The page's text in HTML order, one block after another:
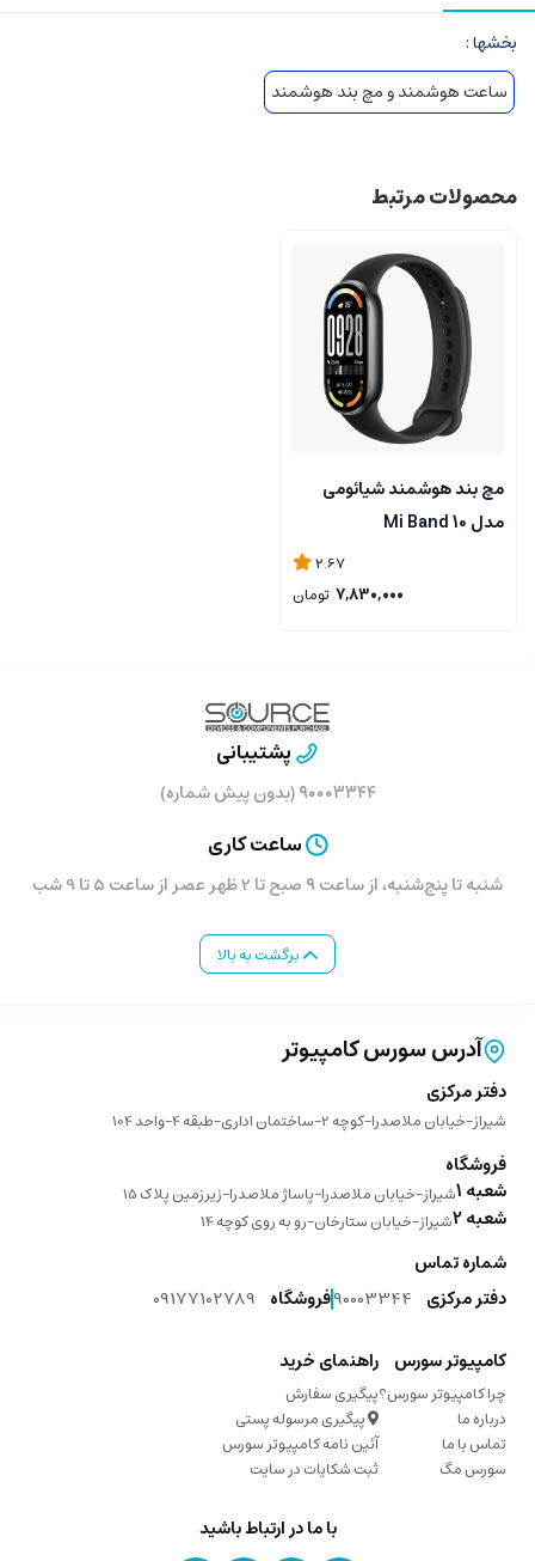
بخشها :
ساعت هوشمند و مچ بند هوشمند
محصولات مرتبط
مچ بند هوشمند شیائومی
مدل Mi Band 10
2.67
7,830,000 تومان
پشتیبانی
۹۰۰۰۳۳۴۴ (بدون پیش شماره)
ساعت کاری
شنبه تا پنج‌شنبه، از ساعت ۹ صبح تا 2 ظهر عصر از ساعت 5 تا 9 شب
برگشت به بالا
آدرس سورس کامپیوتر
دفتر مرکزی
شیراز-خیابان ملاصدرا-کوچه 2-ساختمان اداری-طبقه 4-واحد 104
فروشگاه
شعبه 1 شیراز-خیابان ملاصدرا-پاساژ ملاصدرا-زیرزمین پلاک 15
شعبه 2 شیراز-خیابان ستارخان-رو به روی کوچه 14
شماره تماس
دفتر مرکزی 90003344فروشگاه 09177102789
کامپیوتر سورس
چرا کامپیوتر سورس؟
درباره ما
تماس با ما
سورس مگ
راهنمای خرید
پیگیری سفارش
پیگیری مرسوله پستی
آئین نامه کامپیوتر سورس
ثبت شکایات در سایت
با ما در ارتباط باشید